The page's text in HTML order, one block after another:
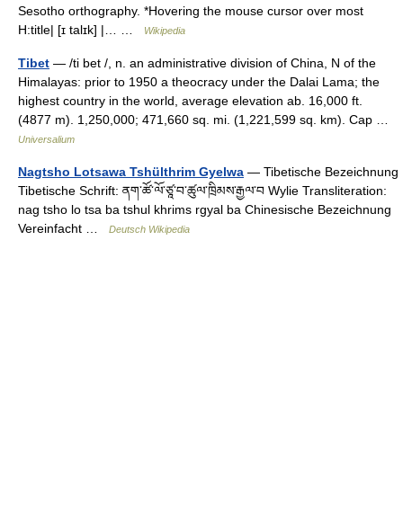
Sesotho orthography. *Hovering the mouse cursor over most
H:title| [ɪ talɪk] |… …
Wikipedia
Tibet — /ti bet /, n. an administrative division of China, N of the
Himalayas: prior to 1950 a theocracy under the Dalai Lama; the
highest country in the world, average elevation ab. 16,000 ft.
(4877 m). 1,250,000; 471,660 sq. mi. (1,221,599 sq. km). Cap …
Universalium
Nagtsho Lotsawa Tshülthrim Gyelwa — Tibetische Bezeichnung
Tibetische Schrift: ནག་ཚོ་ལོ་ཙཱ་བ་ཚུལ་ཁྲིམས་རྒྱལ་བ Wylie Transliteration:
nag tsho lo tsa ba tshul khrims rgyal ba Chinesische Bezeichnung
Vereinfacht …
Deutsch Wikipedia